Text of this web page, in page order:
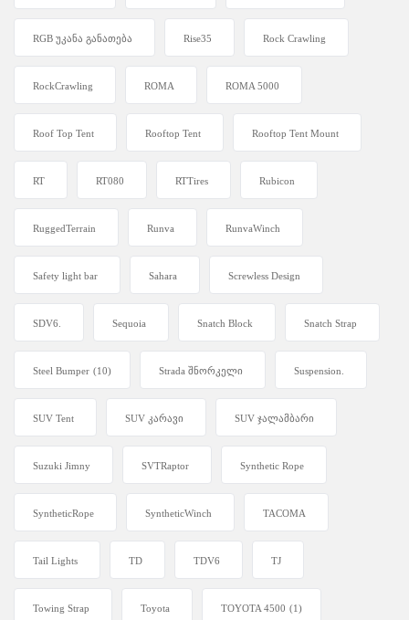
RGB უკანა განათება Rise35 Rock Crawling
RockCrawling ROMA ROMA 5000
Roof Top Tent Rooftop Tent Rooftop Tent Mount
RT RT080 RTTires Rubicon
RuggedTerrain Runva RunvaWinch
Safety light bar Sahara Screwless Design
SDV6. Sequoia Snatch Block Snatch Strap
Steel Bumper (10) Strada შნორკელი Suspension.
SUV Tent SUV კარავი SUV ჯალამბარი
Suzuki Jimny SVTRaptor Synthetic Rope
SyntheticRope SyntheticWinch TACOMA
Tail Lights TD TDV6 TJ
Towing Strap Toyota TOYOTA 4500 (1)